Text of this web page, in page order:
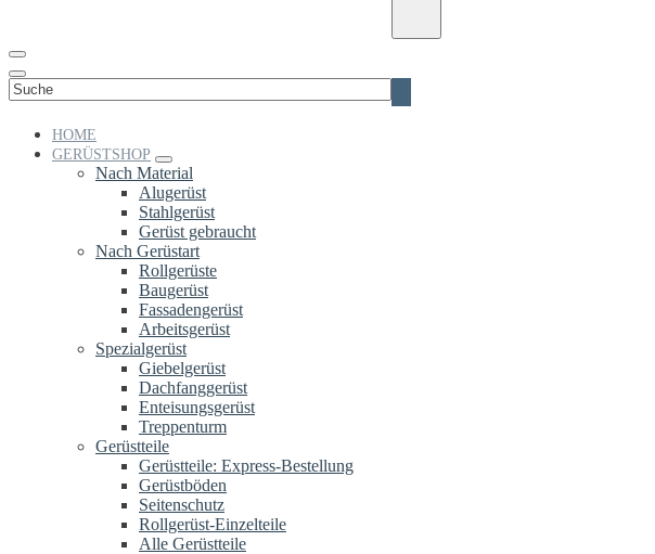
nach:
HOME
GERÜSTSHOP
Nach Material
Alugerüst
Stahlgerüst
Gerüst gebraucht
Nach Gerüstart
Rollgerüste
Baugerüst
Fassadengerüst
Arbeitsgerüst
Spezialgerüst
Giebelgerüst
Dachfanggerüst
Enteisungsgerüst
Treppenturm
Gerüstteile
Gerüstteile: Express-Bestellung
Gerüstböden
Seitenschutz
Rollgerüst-Einzelteile
Alle Gerüstteile